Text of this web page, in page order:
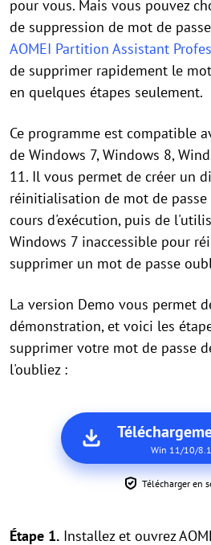
pour vous. Mais vous pouvez
de suppression de mot de
AOMEI Partition Assistant
de supprimer rapidement le
en quelques étapes seulement.
Ce programme est compatible
de Windows 7, Windows 8,
11. Il vous permet de créer un
réinitialisation de mot de
cours d'exécution, puis de
Windows 7 inaccessible pour
supprimer un mot de passe
La version Demo vous permet
démonstration, et voici les
supprimer votre mot de passe
l'oubliez :
Win 11/10/
Télécharger en
Étape 1. Installez et ouvrez